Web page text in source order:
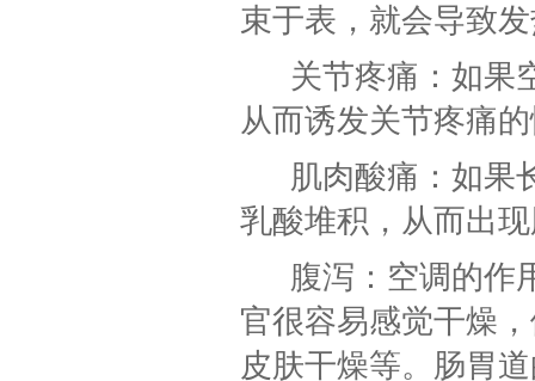
束于表，就会导致
关节疼痛：如果
从而诱发关节疼痛
肌肉酸痛：如果
乳酸堆积，从而出
腹泻：空调的作
官很容易感觉干燥
皮肤干燥等。肠胃